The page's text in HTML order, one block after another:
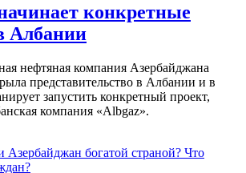
конкретные
Албании
нефтяная компания Азербайджана
представительство в Албании и в
запустить конкретный проект,
компания «Albgaz».